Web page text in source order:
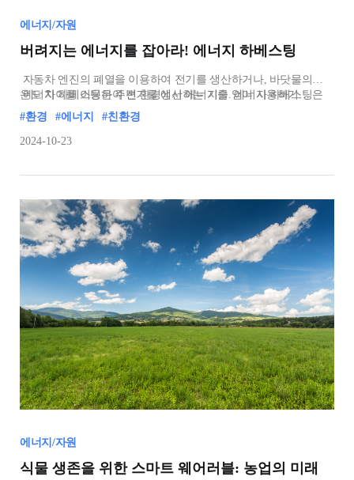
에너지/자원
버려지는 에너지를 잡아라! 에너지 하베스팅
자동차 엔진의 폐열을 이용하여 전기를 생산하거나, 바닷물의
온도 차이를 이용하여 전기를 생산하는 기술. 에너지 하베스팅은
우리 주변에서 버려지거나 소모되는 에너지를 모아 전력으로
재활용하는 기술을 말합니다. 마치 농부가 농작물을 수확하듯이,
버려지는 에너지를 '수확'하여 유용하게 활용하는 것이죠.
에너지 하베스팅은 주변 환경에서 에너지를 얻어 사용하기
때문에, 외부 전
#환경 #에너지 #친환경
2024-10-23
에너지/자원
식물 생존을 위한 스마트 웨어러블: 농업의 미래